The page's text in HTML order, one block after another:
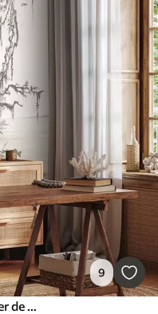
9
Peintures murales Paysage forestier de style vintage